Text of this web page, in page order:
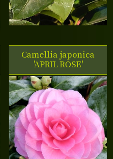
Camellia japonica
'APRIL ROSE'